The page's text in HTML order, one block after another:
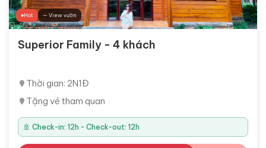
Hot ∼ View vườn
Superior Family - 4 khách
Thời gian: 2N1Đ
Tặng vé tham quan
🚢 Check-in: 12h - Check-out: 12h